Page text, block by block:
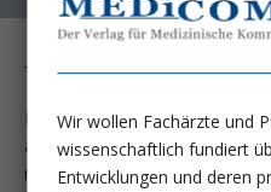
In den letzten Jahren ist
ausgebrochen, welche
mit Hypertonie angestrebt
Wir wollen Fachärzte und
wissenschaftlich fundiert
Entwicklungen und deren